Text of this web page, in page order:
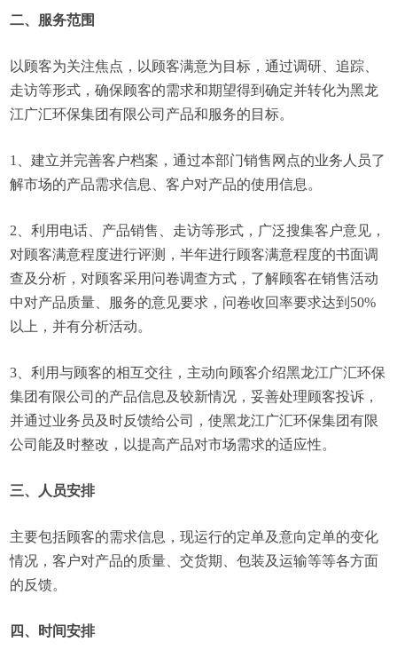
二、服务范围
以顾客为关注焦点，以顾客满意为目标，通过调研、追踪、
走访等形式，确保顾客的需求和期望得到确定并转化为黑龙
江广汇环保集团有限公司产品和服务的目标。
1、建立并完善客户档案，通过本部门销售网点的业务人员了
解市场的产品需求信息、客户对产品的使用信息。
2、利用电话、产品销售、走访等形式，广泛搜集客户意见，
对顾客满意程度进行评测，半年进行顾客满意程度的书面调
查及分析，对顾客采用问卷调查方式，了解顾客在销售活动
中对产品质量、服务的意见要求，问卷收回率要求达到50%
以上，并有分析活动。
3、利用与顾客的相互交往，主动向顾客介绍黑龙江广汇环保
集团有限公司的产品信息及较新情况，妥善处理顾客投诉，
并通过业务员及时反馈给公司，使黑龙江广汇环保集团有限
公司能及时整改，以提高产品对市场需求的适应性。
三、人员安排
主要包括顾客的需求信息，现运行的定单及意向定单的变化
情况，客户对产品的质量、交货期、包装及运输等等各方面
的反馈。
四、时间安排